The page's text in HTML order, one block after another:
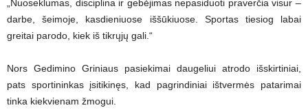
„Nuoseklumas, disciplina ir gebėjimas nepasiduoti praverčia visur –
darbe, šeimoje, kasdieniuose iššūkiuose. Sportas tiesiog labai
greitai parodo, kiek iš tikrųjų gali.“
Nors Gedimino Griniaus pasiekimai daugeliui atrodo išskirtiniai,
pats sportininkas įsitikinęs, kad pagrindiniai ištvermės patarimai
tinka kiekvienam žmogui.